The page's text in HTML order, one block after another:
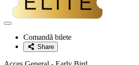
Adaugă
favoriteComandă bilete
Share